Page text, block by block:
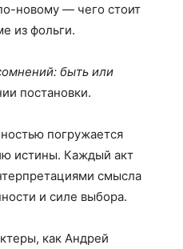
новому — чего стоит
из фольги.
быть или
постановки.
погружается
истины. Каждый акт
смысла
и силе выбора.
как Андрей